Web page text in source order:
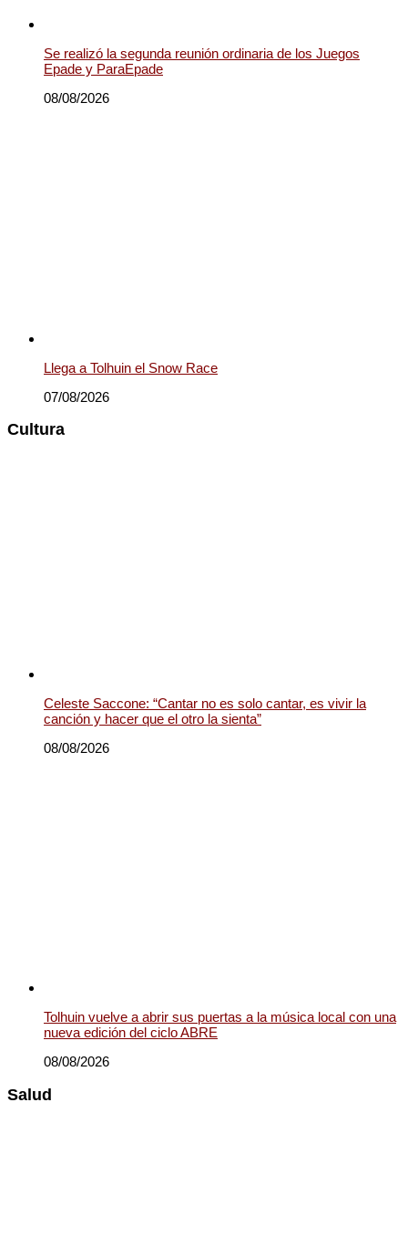
Se realizó la segunda reunión ordinaria de los Juegos
Epade y ParaEpade
08/08/2026
Llega a Tolhuin el Snow Race
07/08/2026
Cultura
Celeste Saccone: “Cantar no es solo cantar, es vivir la
canción y hacer que el otro la sienta”
08/08/2026
Tolhuin vuelve a abrir sus puertas a la música local con una
nueva edición del ciclo ABRE
08/08/2026
Salud